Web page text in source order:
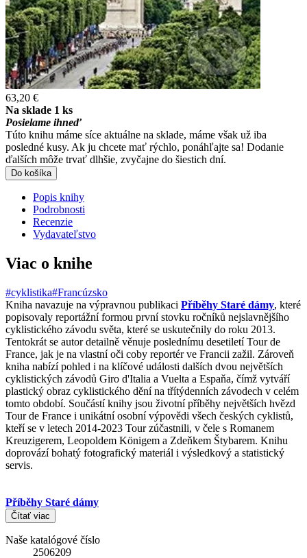
63,20 €
Na sklade 1 ks
Posielame ihneď
Túto knihu máme síce aktuálne na sklade, máme však už iba
posledné kusy. Ak ju chcete mať rýchlo, ponáhľajte sa! Dodanie
ďalších môže trvať dlhšie, zvyčajne do šiestich dní.
Do košíka
Popis knihy
Podrobnosti
Recenzie
Vydavateľstvo
Viac o knihe
#cyklistika#Francúzsko
Kniha navazuje na výpravnou publikaci Příběhy Staré dámy, které
popisovaly reportážní formou první stovku ročníků nejslavnějšího
cyklistického závodu světa, které se uskutečnily do roku 2013.
Tentokrát se autor detailně věnuje poslednímu desetiletí Tour de
France, jak je na vlastní oči coby reportér ve Francii zažil. Zároveň
kniha nabízí pohled i na klíčové události dalších dvou největších
cyklistických závodů Giro d'Italia a Vuelta a Espaňa, čímž vytváří
plastický obraz cyklistického dění na třítýdenních závodech v celém
tomto období. Součástí knihy jsou životní příběhy největších hvězd
Tour de France i unikátní osobní výpovědi všech českých cyklistů,
kteří se v letech 2014-2023 Tour zúčastnili, v čele s Romanem
Kreuzigerem, Leopoldem Königem a Zdeňkem Štybarem. Knihu
doprovází bohatý fotografický materiál i výsledkový a statistický
servis.
Příběhy Staré dámy
Čítať viac
Naše katalógové číslo
2506209